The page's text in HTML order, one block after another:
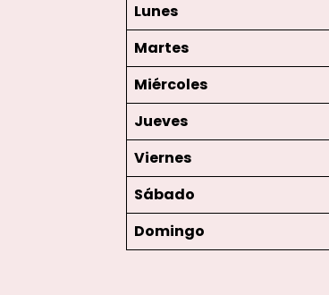
Lunes
Martes
Miércoles
Jueves
Viernes
Sábado
Domingo